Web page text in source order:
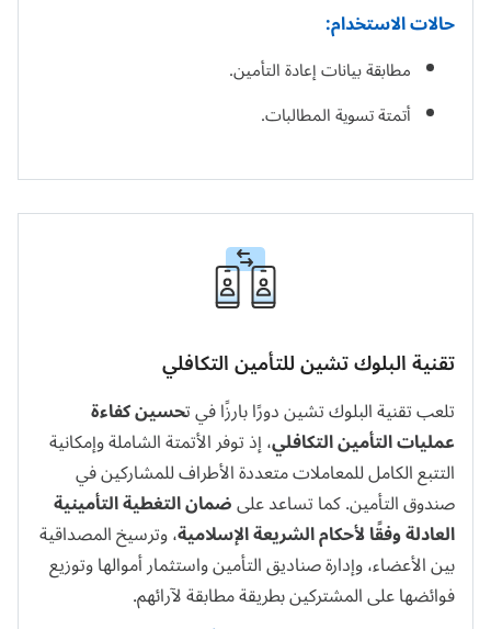
حالات الاستخدام:
مطابقة بيانات إعادة التأمين.
أتمتة تسوية المطالبات.
تقنية البلوك تشين للتأمين التكافلي
تلعب تقنية البلوك تشين دورًا بارزًا في تحسين كفاءة
عمليات التأمين التكافلي، إذ توفر الأتمتة الشاملة وإمكانية
التتبع الكامل للمعاملات متعددة الأطراف للمشاركين في
صندوق التأمين. كما تساعد علىضمان التغطية التأمينية
العادلة وفقًا لأحكام الشريعة الإسلامية، وترسيخ المصداقية
بين الأعضاء، وإدارة صناديق التأمين واستثمار أموالها وتوزيع
فوائضها على المشتركين بطريقة مطابقة لآرائهم.